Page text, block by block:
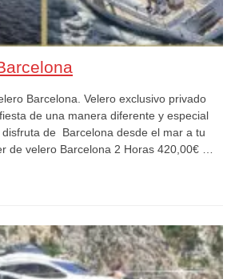
Barcelona. Velero exclusivo privado
de una manera diferente y especial
de Barcelona desde el mar a tu
de velero Barcelona 2 Horas 420,00€ …